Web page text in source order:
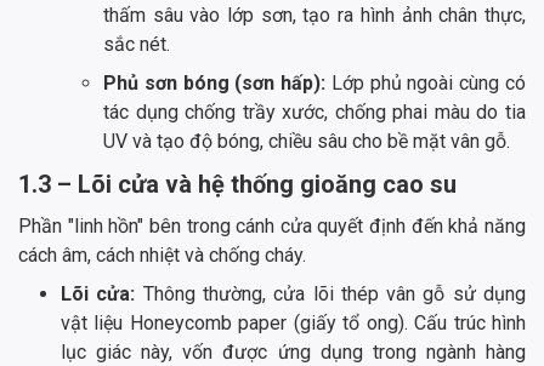
thấm sâu vào lớp sơn, tạo ra hình ảnh chân thực,
sắc nét.
Phủ sơn bóng (sơn hấp): Lớp phủ ngoài cùng có
tác dụng chống trầy xước, chống phai màu do tia
UV và tạo độ bóng, chiều sâu cho bề mặt vân gỗ.
1.3 – Lõi cửa và hệ thống gioăng cao su
Phần "linh hồn" bên trong cánh cửa quyết định đến khả năng
cách âm, cách nhiệt và chống cháy.
Lõi cửa: Thông thường, cửa lõi thép vân gỗ sử dụng
vật liệu Honeycomb paper (giấy tổ ong). Cấu trúc hình
lục giác này, vốn được ứng dụng trong ngành hàng